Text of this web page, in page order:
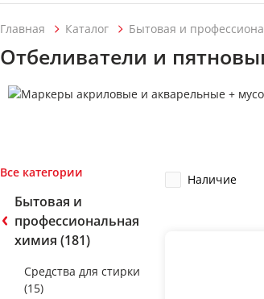
Главная Каталог Бытовая и
Отбеливатели и
Все категории
Бытовая и
профессиональная
химия (181)
Средства для стирки
(15)
Наличие